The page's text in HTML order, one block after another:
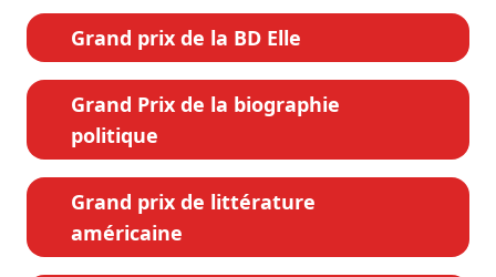
Grand prix de la BD Elle
Grand Prix de la biographie
politique
Grand prix de littérature
américaine